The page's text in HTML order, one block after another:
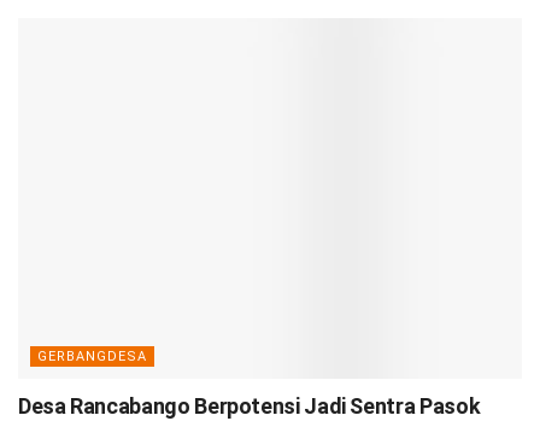
GERBANGDESA
Desa Rancabango Berpotensi Jadi Sentra Pasok